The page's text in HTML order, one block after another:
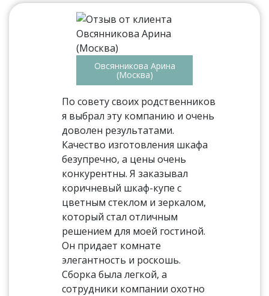
Овсянникова Арина
(Москва)
По совету своих родственников
я выбрал эту компанию и очень
доволен результатами.
Качество изготовления шкафа
безупречно, а цены очень
конкурентны. Я заказывал
коричневый шкаф-купе с
цветным стеклом и зеркалом,
который стал отличным
решением для моей гостиной.
Он придает комнате
элегантность и роскошь.
Сборка была легкой, а
сотрудники компании охотно